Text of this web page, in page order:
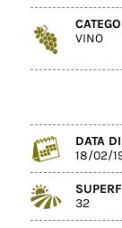
VINO
DATA
18/02/
32